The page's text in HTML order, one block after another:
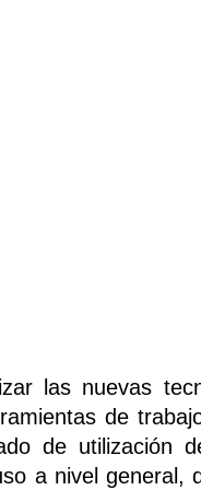
las nuevas
de
de utilización
a nivel general,